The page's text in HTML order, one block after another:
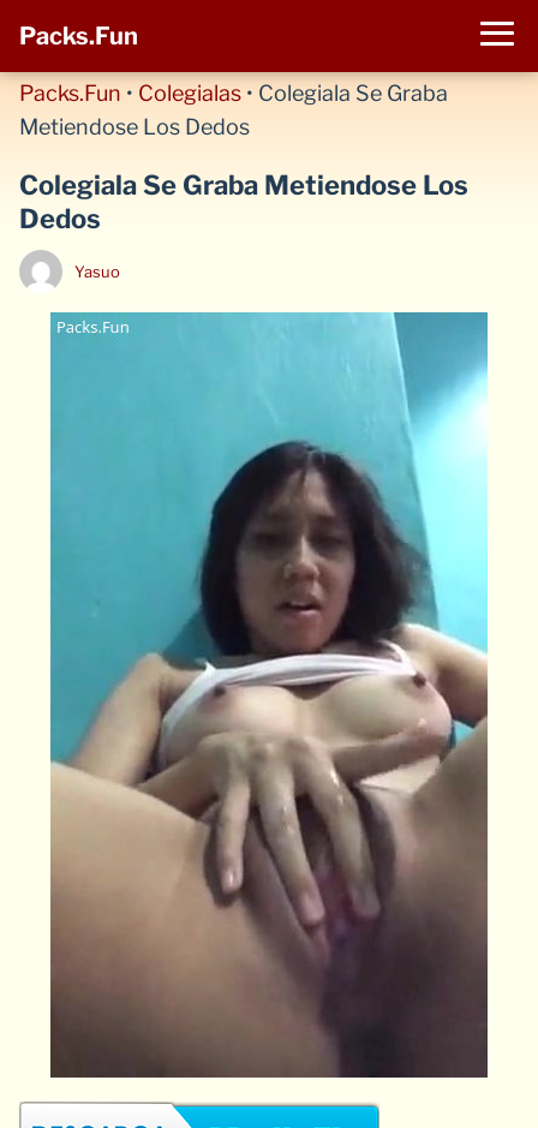
Packs.Fun
Packs.Fun • Colegialas • Colegiala Se Graba
Metiendose Los Dedos
Colegiala Se Graba Metiendose Los
Dedos
Yasuo